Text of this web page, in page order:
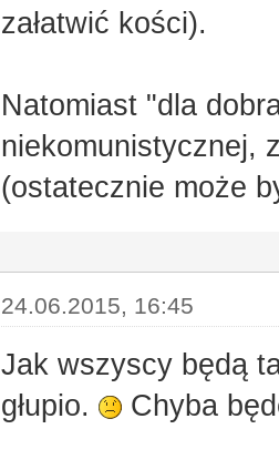
załatwić kości).
Natomiast "dla
niekomunistycznej,
(ostatecznie może
24.06.2015, 16:45
Jak wszyscy będą
głupio.
Chyba